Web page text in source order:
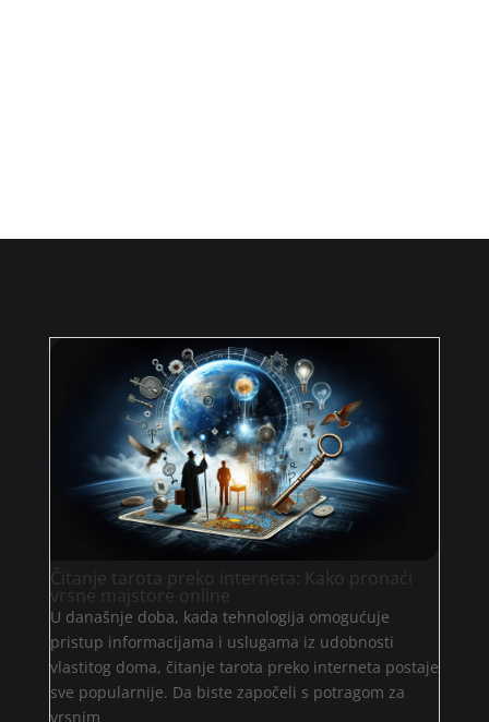
Čitanje tarota preko interneta: Kako pronaći
vrsne majstore online
U današnje doba, kada tehnologija omogućuje
pristup informacijama i uslugama iz udobnosti
vlastitog doma, čitanje tarota preko interneta postaje
sve popularnije. Da biste započeli s potragom za
vrsnim